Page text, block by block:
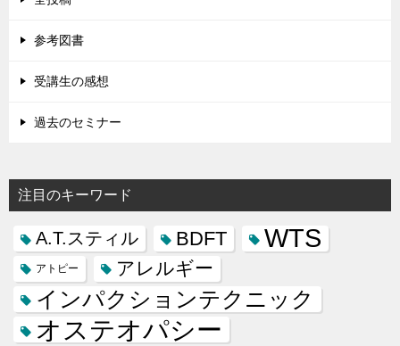
参考図書
受講生の感想
過去のセミナー
注目のキーワード
A.T.スティル BDFT WTS
アトピー アレルギー
インパクションテクニック
オステオパシー